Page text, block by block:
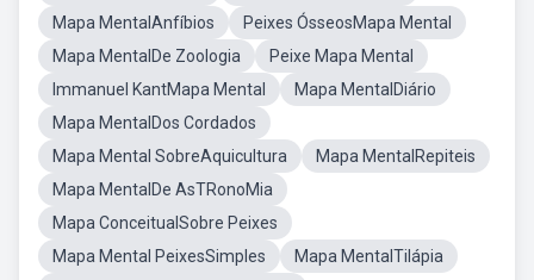
Mapa MentalAnfíbios
Peixes ÓsseosMapa Mental
Mapa MentalDe Zoologia
Peixe Mapa Mental
Immanuel KantMapa Mental
Mapa MentalDiário
Mapa MentalDos Cordados
Mapa Mental SobreAquicultura
Mapa MentalRepiteis
Mapa MentalDe AsTRonoMia
Mapa ConceitualSobre Peixes
Mapa Mental PeixesSimples
Mapa MentalTilápia